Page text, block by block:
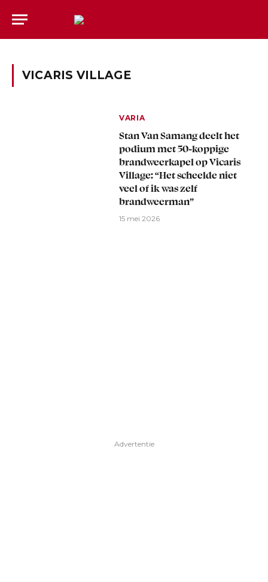
VICARIS VILLAGE
VARIA
Stan Van Samang deelt het
podium met 50-koppige
brandweerkapel op Vicaris
Village: “Het scheelde niet
veel of ik was zelf
brandweerman”
15 mei 2026
Advertentie